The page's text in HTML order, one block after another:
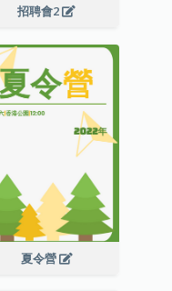
招聘會2
夏令營